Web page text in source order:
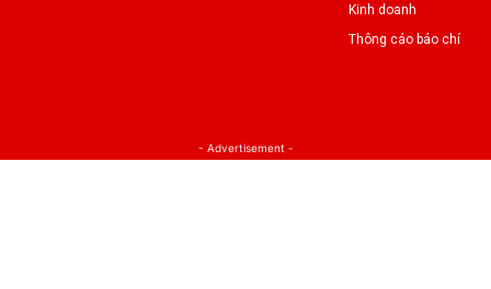
Kinh doanh
Thông cáo báo chí
- Advertisement -